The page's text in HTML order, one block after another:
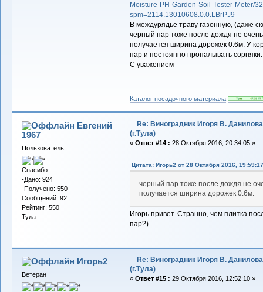
Moisture-PH-Garden-Soil-Tester-Meter/
spm=2114.13010608.0.0.LBrPJ9
В междурядье траву газонную, (даже
черный пар тоже после дождя не
получается ширина дорожек 0.6м. У
пар и постоянно пропалывать
С уважением
Каталог посадочного материала
Евгений
1967
Пользователь
Спасибо
-Дано: 924
-Получено: 550
Сообщений: 92
Рейтинг: 550
Тула
Re: Виноградник Игоря В. Данилова
(г.Тула)
« Ответ #14 : 28 Октября 2016, 20:34:05 »
Цитата: Игорь2 от 28 Октября 2016, 19:59:17
черный пар тоже после дождя не
получается ширина дорожек 0.6м.
Игорь привет. Странно, чем плитка
пар?)
Игорь2
Ветеран
Re: Виноградник Игоря В. Данилова
(г.Тула)
« Ответ #15 : 29 Октября 2016, 12:52:10 »